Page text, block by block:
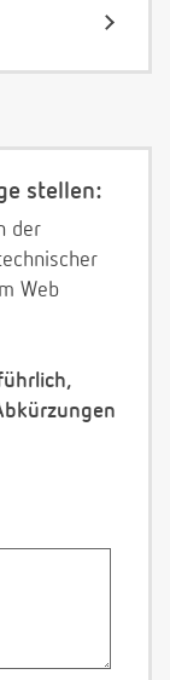
stellen:
der
Web